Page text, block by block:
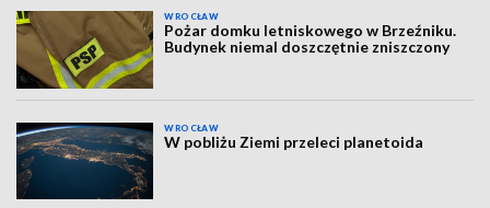
WROCŁAW
Pożar domku letniskowego w Brzeźniku.
Budynek niemal doszczętnie zniszczony
WROCŁAW
W pobliżu Ziemi przeleci planetoida